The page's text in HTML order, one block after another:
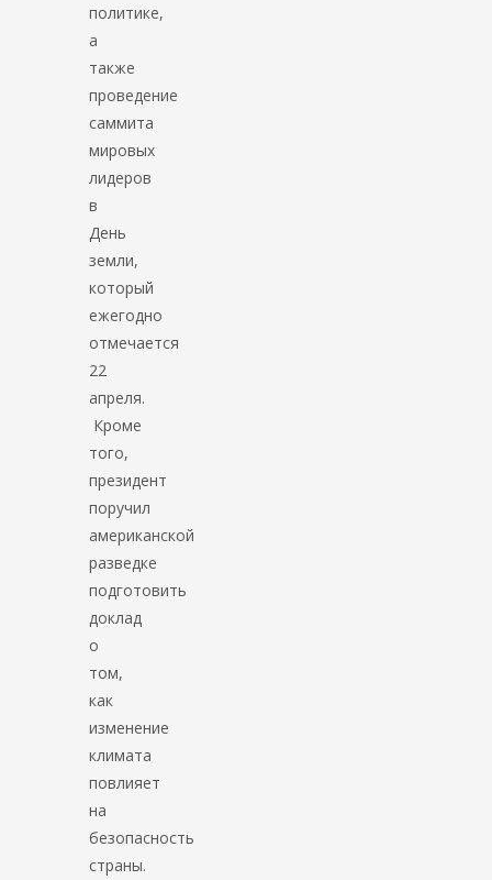
политике,
а
также
проведение
саммита
мировых
лидеров
в
День
земли,
который
ежегодно
отмечается
22
апреля.
Кроме
того,
президент
поручил
американской
разведке
подготовить
доклад
о
том,
как
изменение
климата
повлияет
на
безопасность
страны.